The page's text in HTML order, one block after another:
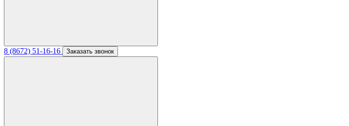
8 (8672) 51-16-16 Заказать звонок